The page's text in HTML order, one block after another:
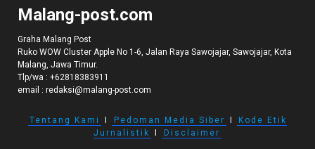
Malang-post.com
Graha Malang Post
Ruko WOW Cluster Apple No 1-6, Jalan Raya Sawojajar, Sawojajar, Kota
Malang, Jawa Timur.
Tlp/wa : +62818383911
email : redaksi@malang-post.com
Tentang Kami Pedoman Media Siber
Kode Etik
Jurnalistik
Disclaimer